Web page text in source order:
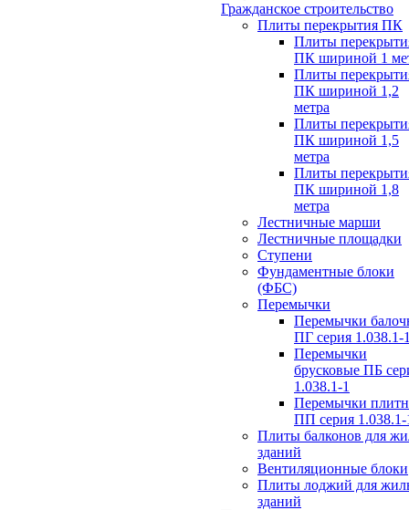
Гражданское строительство
Плиты перекрытия ПК
Плиты
ПК шириной 1
Плиты
ПК шириной 1,2
метра
Плиты
ПК шириной 1,5
метра
Плиты
ПК шириной 1,8
метра
Лестничные марши
Лестничные площадки
Ступени
Фундаментные блоки
(ФБС)
Перемычки
Перемычки
ПГ серия 1.038.1-
Перемычки
брусковые ПБ
1.038.1-1
Перемычки
ПП серия 1.038.1-
Плиты балконов для
зданий
Вентиляционные блоки
Плиты лоджий для
зданий